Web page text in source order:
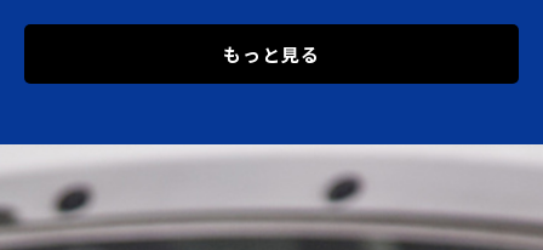
もっと見る